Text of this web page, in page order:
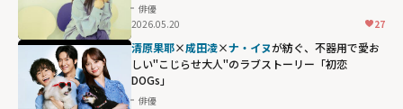
俳優
2026.05.20
27
清原果耶×成田凌×ナ・イヌが紡ぐ、不器用で愛お
しい"こじらせ大人"のラブストーリー「初恋
DOGs」
俳優